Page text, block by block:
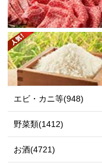
エビ・カニ等(948)
野菜類(1412)
お酒(4721)